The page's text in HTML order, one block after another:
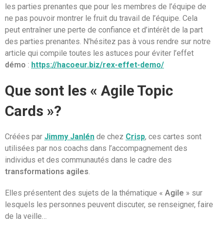
les parties prenantes que pour les membres de l’équipe de
ne pas pouvoir montrer le fruit du travail de l’équipe. Cela
peut entraîner une perte de confiance et d’intérêt de la part
des parties prenantes. N’hésitez pas à vous rendre sur notre
article qui compile toutes les astuces pour éviter l’effet
démo : https://hacoeur.biz/rex-effet-demo/
Que sont les « Agile Topic
Cards »?
Créées par Jimmy Janlén de chez Crisp, ces cartes sont
utilisées par nos coachs dans l’accompagnement des
individus et des communautés dans le cadre des
transformations agiles
Elles présentent des sujets de la thématique « Agile » sur
lesquels les personnes peuvent discuter, se renseigner, faire
de la veille…